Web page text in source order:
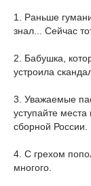
1. Раньше
знал... Сейчас
2. Бабушка,
устроила
3. Уважаемые
уступайте
сборной России.
4. С грехом
многого.